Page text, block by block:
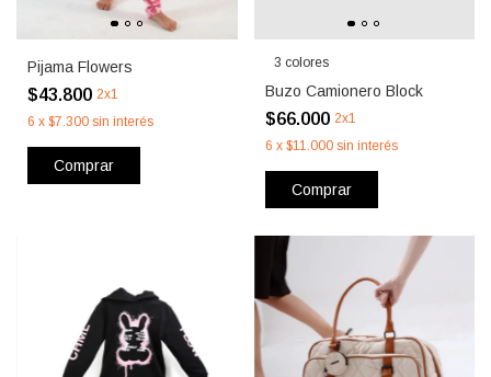
Pijama Flowers
$43.800 2x1
6 x $7.300 sin interés
Comprar
3 colores
Buzo Camionero Block
$66.000 2x1
6 x $11.000 sin interés
Comprar